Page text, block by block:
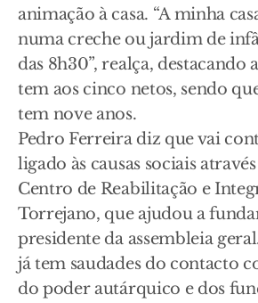
animação à casa. “A minha
numa creche ou jardim de
das 8h30”, realça, destacando
tem aos cinco netos, sendo
tem nove anos.
Pedro Ferreira diz que vai
ligado às causas sociais
Centro de Reabilitação e
Torrejano, que ajudou a
presidente da assembleia
já tem saudades do contacto
do poder autárquico e dos